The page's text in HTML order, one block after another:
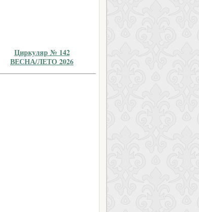
Циркуляр № 142
ВЕСНА/ЛЕТО 2026